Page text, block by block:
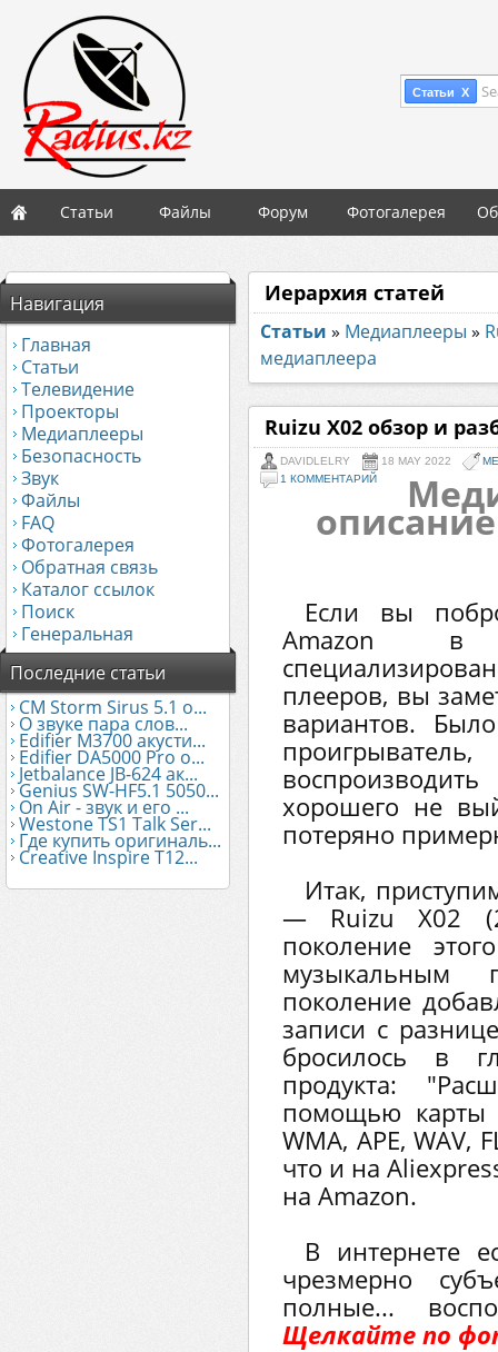
Статьи X
Статьи Файлы Форум Фотогалерея
Навигация
Главная
Статьи
Телевидение
Проекторы
Медиаплееры
Безопасность
Звук
Файлы
FAQ
Фотогалерея
Обратная связь
Каталог ссылок
Поиск
Генеральная
Последние статьи
CM Storm Sirus 5.1 о...
О звуке пара слов...
Edifier М3700 акусти...
Edifier DA5000 Pro о...
Jetbalance JB-624 ак...
Genius SW-HF5.1 5050...
On Air - звук и его ...
Westone TS1 Talk Ser...
Где купить оригиналь...
Creative Inspire T12...
Иерархия статей
Статьи » Медиаплееры »
медиаплеера
Ruizu X02 обзор и
DAVIDLELRY 18 MAY 2022
1 КОММЕНТАРИЙ
Если вы
Amazon в
плееров, вы
вариантов.
хорошего не
потеряно
Итак,
— Ruizu X02
поколение
музыкальным
поколение
записи с
бросилось в
продукта:
помощью карты
WMA, APE, WAV,
что и на
на Amazon.
В интернете
чрезмерно
полные...
Щелкайте по